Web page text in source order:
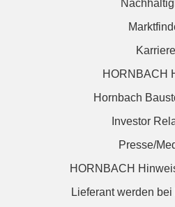
Karriere
HORNBACH
Hornbach
Investor
Presse/
HORNBACH
Lieferant werden